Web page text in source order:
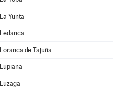
La Yunta
Ledanca
Loranca de Tajuña
Lupiana
Luzaga